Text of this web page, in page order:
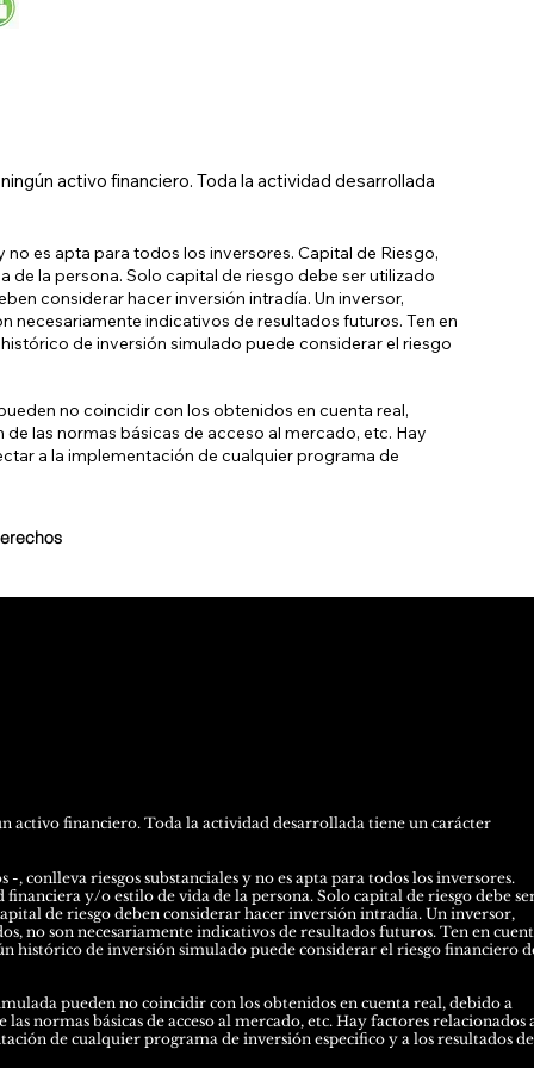
activo financiero. Toda la actividad desarrollada
es apta para todos los inversores. Capital de Riesgo,
de la persona. Solo capital de riesgo debe ser utilizado
considerar hacer inversión intradía. Un inversor,
necesariamente indicativos de resultados futuros. Ten en
de inversión simulado puede considerar el riesgo
no coincidir con los obtenidos en cuenta real,
las normas básicas de acceso al mercado, etc. Hay
a la implementación de cualquier programa de
activo financiero. Toda la actividad desarrollada tiene un carácter
conlleva riesgos substanciales y no es apta para todos los inversores.
y/o estilo de vida de la persona. Solo capital de riesgo debe
de riesgo deben considerar hacer inversión intradía. Un inversor,
no son necesariamente indicativos de resultados futuros. Ten en
histórico de inversión simulado puede considerar el riesgo financiero
pueden no coincidir con los obtenidos en cuenta real, debido a
normas básicas de acceso al mercado, etc. Hay factores relacionados
de cualquier programa de inversión especifico y a los resultados